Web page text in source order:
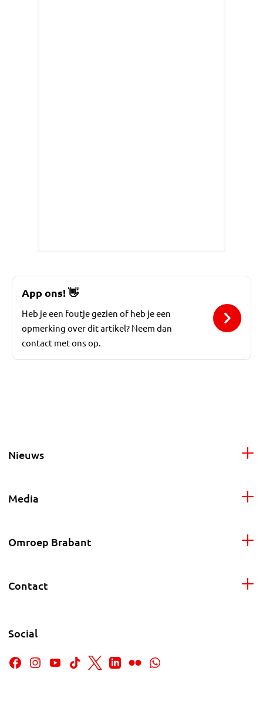
App ons!👋
Heb je een foutje gezien of heb je een
opmerking over dit artikel? Neem dan
contact met ons op.
Nieuws
Media
Omroep Brabant
Contact
Social